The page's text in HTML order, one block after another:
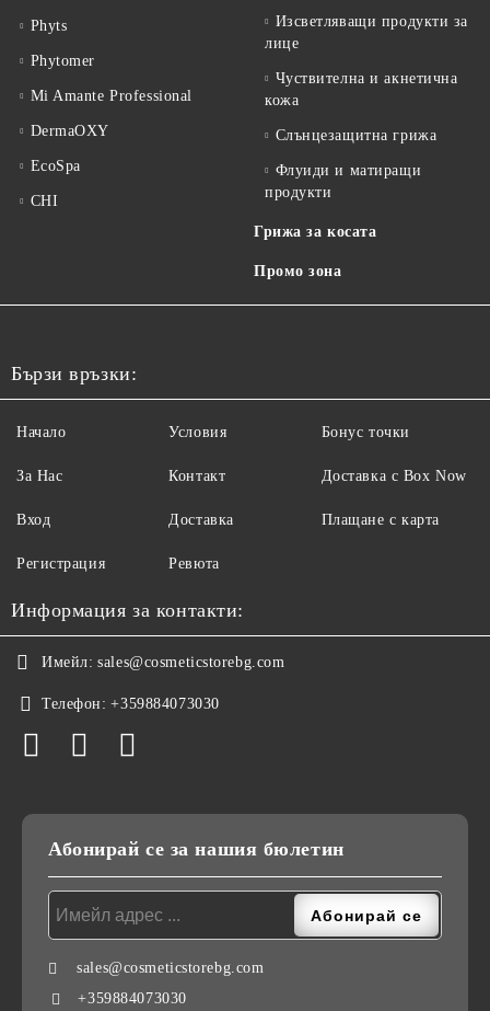
Phyts
Phytomer
Mi Amante Professional
DermaOXY
EcoSpa
CHI
Изсветляващи продукти за
лице
Чуствителна и акнетична
кожа
Слънцезащитна грижа
Флуиди и матиращи
продукти
Грижа за косата
Промо зона
Бързи връзки:
Начало
За Нас
Вход
Регистрация
Условия
Контакт
Доставка
Ревюта
Бонус точки
Доставка с Box Now
Плащане с карта
Информация за контакти:
Имейл: sales@cosmeticstorebg.com
Телефон: +359884073030
Абонирай се за нашия бюлетин
sales@cosmeticstorebg.com
+359884073030